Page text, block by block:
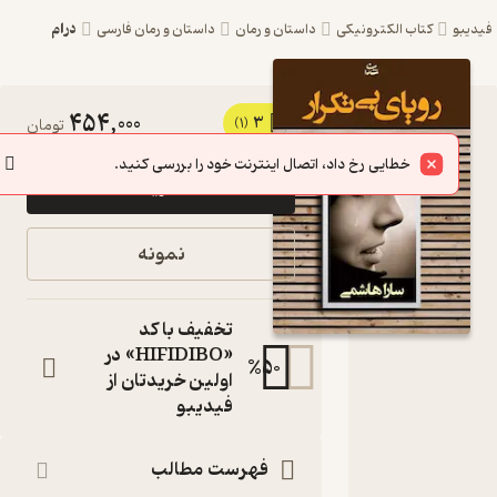
کتاب الکترونیکی داستان و رمان داستان و رمان فارسی درام
کتاب
رویای
بی‌تکرار اثر
هاشمی
نشر
شادان
کتاب
متنی
سارا هاشمی
ناشر:
3
454,000تومان
خرید
نمونه
%
تخفیف با کد
«HIFIDIBO» در
اولین خریدتان از
فیدیبو
فهرست مطالب
خطایی رخ داد، اتصال اینترنت خود را بررسی کنید.